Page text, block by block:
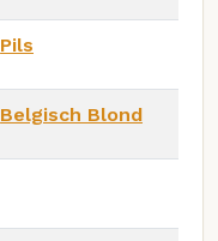
Pils
Belgisch Blond